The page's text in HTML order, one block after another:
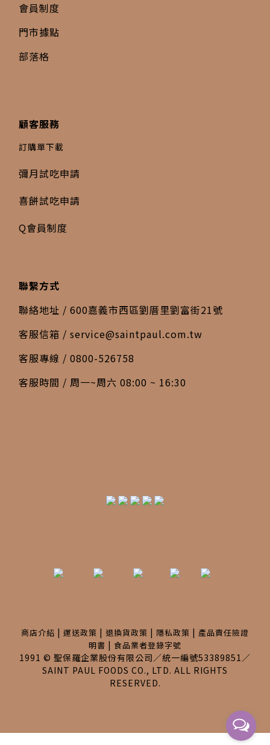
會員制度
門市據點
部落格
顧客服務
訂購單下載
彌月試吃申請
喜餅試吃申請
Q會員制度
聯繫方式
聯絡地址 / 600嘉義市西區劉厝里劉富街21號
客服信箱 / service@saintpaul.com.tw
客服專線 / 0800-526758
客服時間 / 周一~周六 08:00 ~ 16:30
商店介紹 | 運送政策 | 退換貨政策 | 隱私政策 | 產品責任險證
明書 | 食品業者登錄字號
1991 © 聖保羅企業股份有限公司／統一編號53389851／
SAINT PAUL FOODS CO., LTD. ALL RIGHTS
RESERVED.